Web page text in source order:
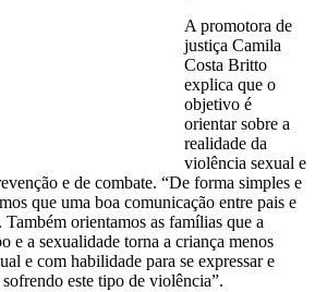
A promotora de
justiça Camila
Costa Britto
explica que o
objetivo é
orientar sobre a
realidade da
violência sexual e
e de combate. “De forma simples e
que uma boa comunicação entre pais e
orientamos as famílias que a
e a sexualidade torna a criança menos
e com habilidade para se expressar e
este tipo de violência”.